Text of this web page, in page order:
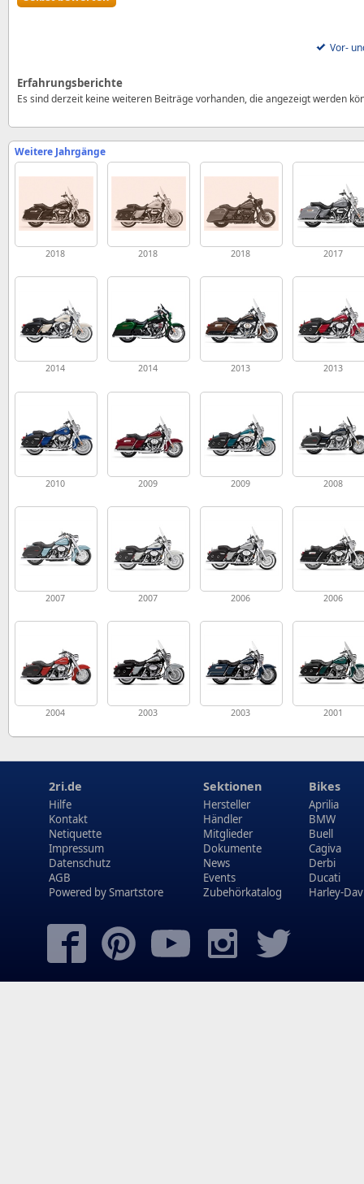
Vor-
Erfahrungsberichte
Es sind derzeit keine weiteren Beiträge vorhanden, die angezeigt werden
Weitere Jahrgänge
2018 2018 2018 2017
2014 2014 2013 2013
2010 2009 2009 2008
2007 2007 2006 2006
2004 2003 2003 2001
2ri.de
Hilfe
Kontakt
Netiquette
Impressum
Datenschutz
AGB
Powered bySmartstore
Sektionen
Hersteller
Händler
Mitglieder
Dokumente
News
Events
Zubehörkatalog
Bikes
Aprilia
BMW
Buell
Cagiva
Derbi
Ducati
Harley-